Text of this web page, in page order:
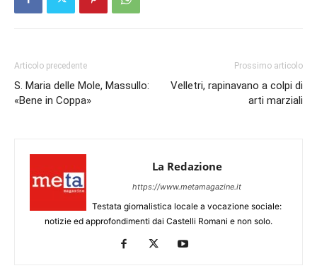
Articolo precedente
S. Maria delle Mole, Massullo:
«Bene in Coppa»
Prossimo articolo
Velletri, rapinavano a colpi di
arti marziali
La Redazione
https://www.metamagazine.it
Testata giornalistica locale a vocazione sociale:
notizie ed approfondimenti dai Castelli Romani e non solo.